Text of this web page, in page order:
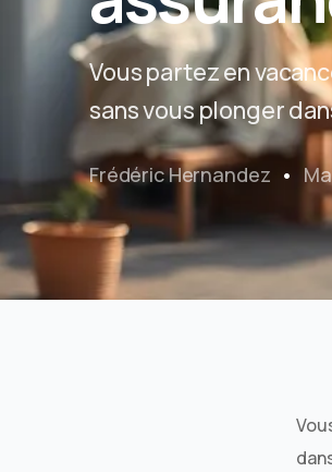
Vous partez en
sans vous plonger
Frédéric Hernandez